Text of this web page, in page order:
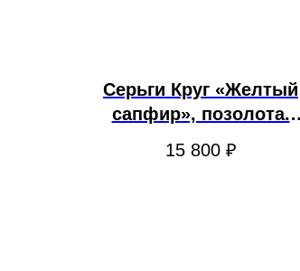
Серьги Круг «Желтый
сапфир», позолота.
15 800 ₽